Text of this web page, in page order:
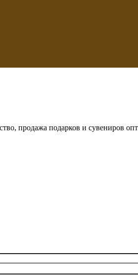
продажа подарков и сувениров